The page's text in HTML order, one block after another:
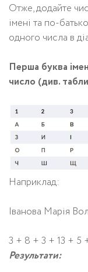
Отже, додайте
імені та по-
одного числа в
Перша буква
число (див.
Наприклад:
Іванова Марія
3 + 8 + 3 + 13 + 5
Результати: